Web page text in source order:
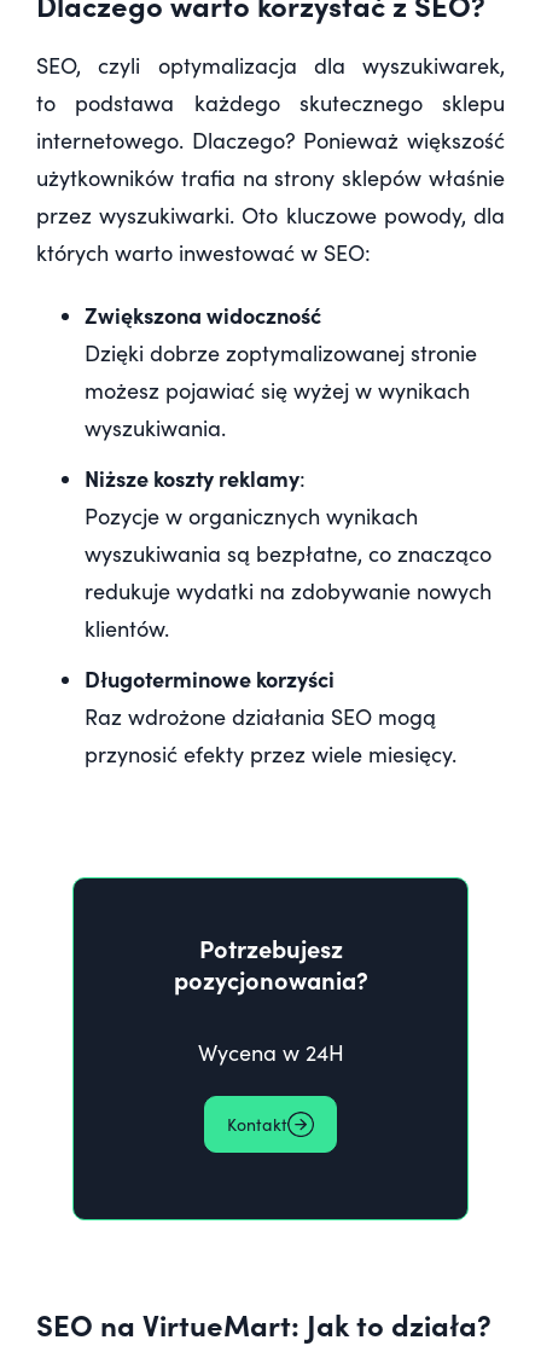
SEO, czyli optymalizacja dla wyszukiwarek,
to podstawa każdego skutecznego sklepu
internetowego. Dlaczego? Ponieważ większość
użytkowników trafia na strony sklepów właśnie
przez wyszukiwarki. Oto kluczowe powody, dla
których warto inwestować w SEO:
Zwiększona widoczność
Dzięki dobrze zoptymalizowanej stronie
możesz pojawiać się wyżej w wynikach
wyszukiwania.
Niższe koszty reklamy:
Pozycje w organicznych wynikach
wyszukiwania są bezpłatne, co znacząco
redukuje wydatki na zdobywanie nowych
klientów.
Długoterminowe korzyści
Raz wdrożone działania SEO mogą
przynosić efekty przez wiele miesięcy.
Potrzebujesz
pozycjonowania?
Wycena w 24H
Kontakt
SEO na VirtueMart: Jak to działa?